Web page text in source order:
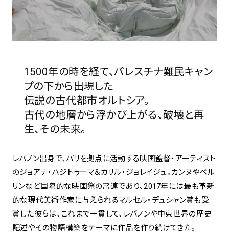
Spiral Nail Salon NEWoMan
naila 横浜ランドマーク
Spiral Garden 福岡ワンビル
CAFE AALTO 新丸ビル
Spiral Rendezvous Store
グランスタ東京店
spiral art gallery 名古屋
松坂屋
MoN Kitchen by Spiral
1500年の時を経て、パレスチナ難民キャン
プの下から出現した
伝説の古代都市オルトシア。
古代の地層から浮かび上がる、破壊と再
生、その未来。
レバノン出身で、パリを拠点に活動する映画監督・アーティスト
のジョアナ・ハジトゥーマ＆カリル・ジョレイジュ。カンヌやベル
リンなど国際的な映画祭の常連であり、2017年には最も革新
的な現代美術作家に与えられるマルセル・デュシャン賞も受
賞した彼らは、これまで一貫して、レバノンや中東世界の歴史
記述やその物語構築をテーマに作品を作り続けてきた。